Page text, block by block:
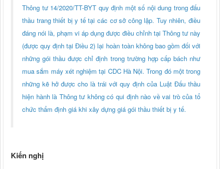
Thông tư 14/2020/TT-BYT quy định một số nội dung trong đấu
thầu trang thiết bị y tế tại các cơ sở công lập. Tuy nhiên, điều
đáng nói là, phạm vi áp dụng được điều chỉnh tại Thông tư này
(được quy định tại Điều 2) lại hoàn toàn không bao gồm đối với
những gói thầu được chỉ định trong trường hợp cấp bách như
mua sắm máy xét nghiệm tại CDC Hà Nội. Trong đó một trong
những kẽ hở được cho là trái với quy định của Luật Đấu thầu
hiện hành là Thông tư không có qui định nào về vai trò của tổ
chức thẩm định giá khi xây dựng giá gói thầu thiết bị y tế.
Kiến nghị